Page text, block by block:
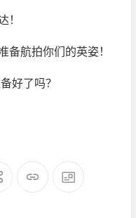
！
备航拍你们的英姿！
好了吗？